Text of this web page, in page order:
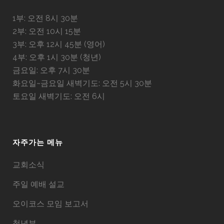
1부: 오전 8시 30분
2부: 오전 10시 15분
3부: 오후 12시 45분 (영어)
4부: 오후 1시 30분 (청년)
금요일: 오후 7시 30분
화요일~금요일 새벽기도: 오전 5시 30분
토요일 새벽기도: 오전 6시
자주가는 메뉴
교회소식
주일 예배 설교
오이코스 모임 보고서